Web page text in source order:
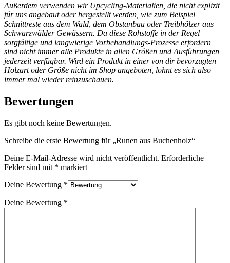
Außerdem verwenden wir Upcycling-Materialien, die nicht explizit
für uns angebaut oder hergestellt werden, wie zum Beispiel
Schnittreste aus dem Wald, dem Obstanbau oder Treibhölzer aus
Schwarzwälder Gewässern. Da diese Rohstoffe in der Regel
sorgfältige und langwierige Vorbehandlungs-Prozesse erfordern
sind nicht immer alle Produkte in allen Größen und Ausführungen
jederzeit verfügbar. Wird ein Produkt in einer von dir bevorzugten
Holzart oder Größe nicht im Shop angeboten, lohnt es sich also
immer mal wieder reinzuschauen.
Bewertungen
Es gibt noch keine Bewertungen.
Schreibe die erste Bewertung für „Runen aus Buchenholz“
Deine E-Mail-Adresse wird nicht veröffentlicht. Erforderliche
Felder sind mit * markiert
Deine Bewertung *
Deine Bewertung *